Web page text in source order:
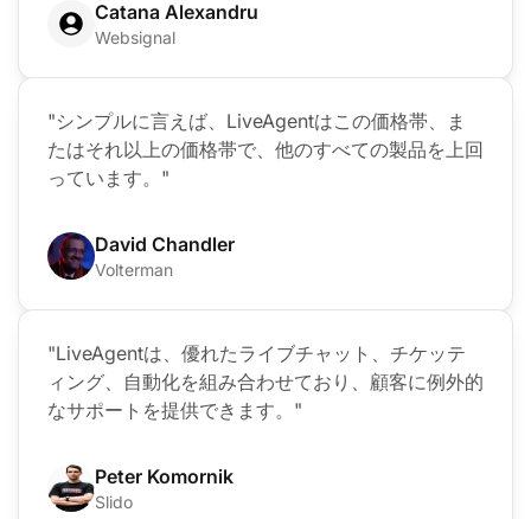
Catana Alexandru
Websignal
"シンプルに言えば、LiveAgentはこの価格帯、ま
たはそれ以上の価格帯で、他のすべての製品を上回
っています。"
David Chandler
Volterman
"LiveAgentは、優れたライブチャット、チケッテ
ィング、自動化を組み合わせており、顧客に例外的
なサポートを提供できます。"
Peter Komornik
Slido